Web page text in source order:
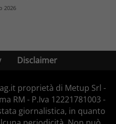
2026
Disclaimer
proprietà di Metup Srl -
RM - P.Iva 12221781003 -
giornalistica, in quanto